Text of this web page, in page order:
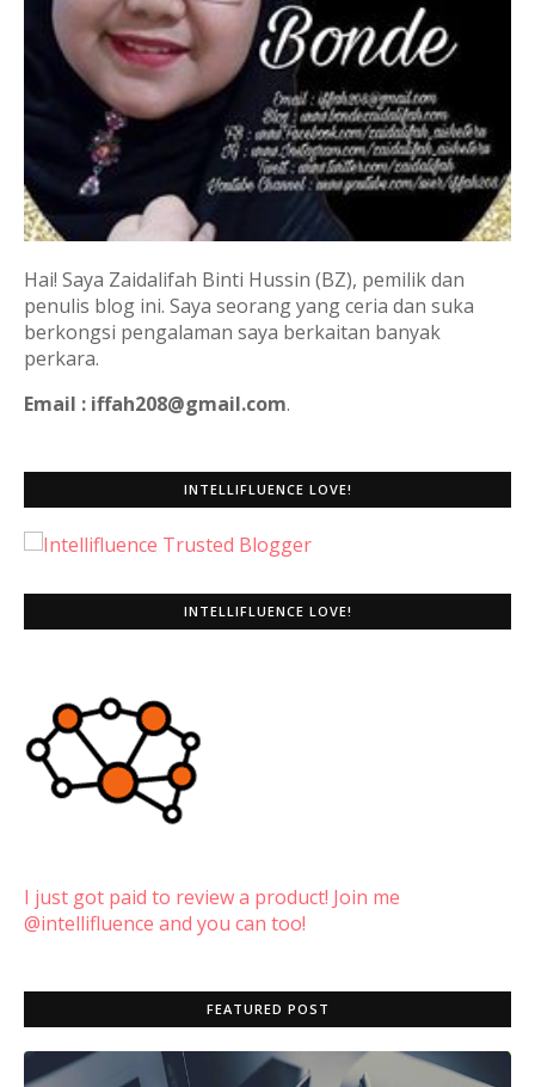
Hai! Saya Zaidalifah Binti Hussin (BZ), pemilik dan
penulis blog ini. Saya seorang yang ceria dan suka
berkongsi pengalaman saya berkaitan banyak
perkara.
Email : iffah208@gmail.com.
INTELLIFLUENCE LOVE!
INTELLIFLUENCE LOVE!
I just got paid to review a product! Join me
@intellifluence and you can too!
FEATURED POST